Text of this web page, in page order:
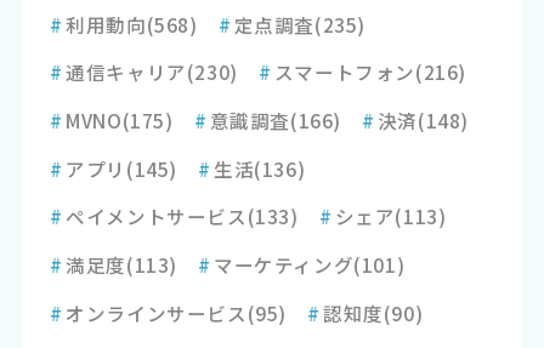
#利用動向(568) # 定点調査(235)
#通信キャリア(230) # スマートフォン(216)
# MVNO(175) # 意識調査(166) # 決済(148)
# アプリ (145) # 生活(136)
# ペイメントサービス(133) # シェア(113)
#満足度(113) # マーケティング(101)
# オンラインサービス(95) #認知度(90)